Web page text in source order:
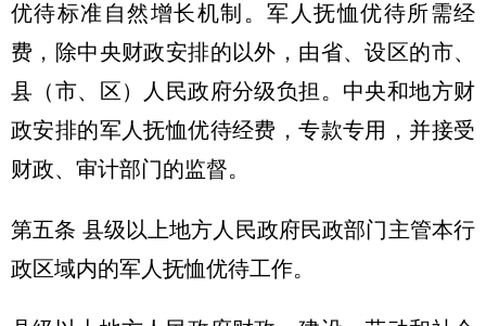
优待标准自然增长机制。军人抚恤优待所需经
费，除中央财政安排的以外，由省、设区的市、
县（市、区）人民政府分级负担。中央和地方财
政安排的军人抚恤优待经费，专款专用，并接受
财政、审计部门的监督。
第五条 县级以上地方人民政府民政部门主管本行
政区域内的军人抚恤优待工作。